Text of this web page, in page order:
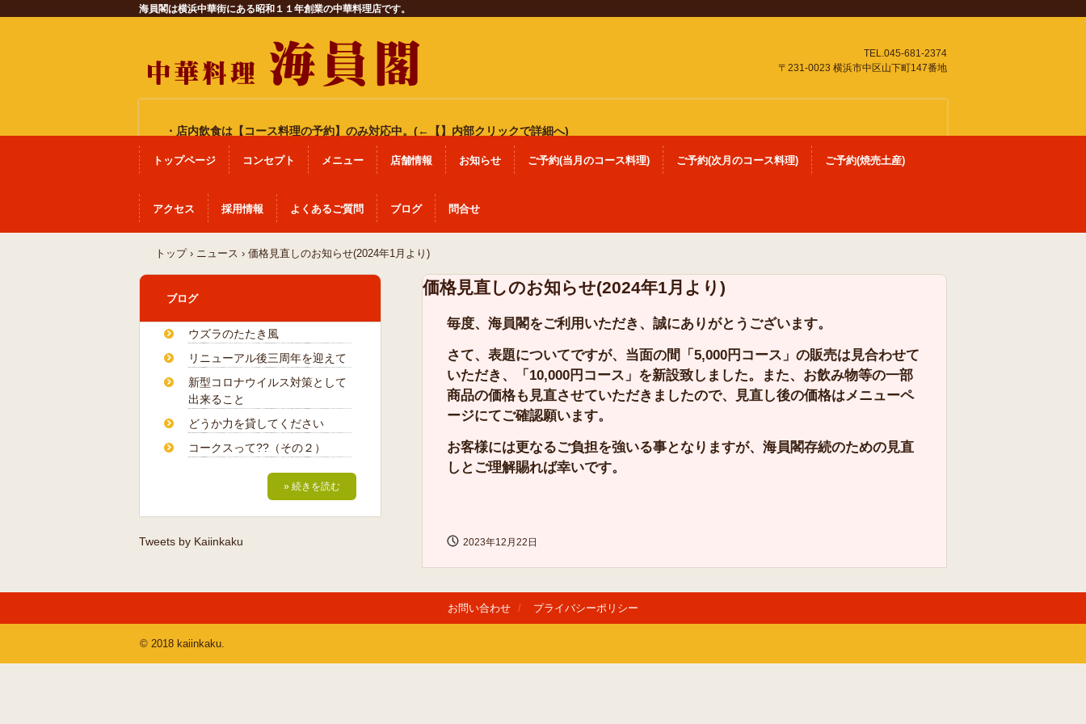
海員閣は横浜中華街にある昭和１１年創業の中華料理店です。
TEL.045-681-2374
〒231-0023 横浜市中区山下町147番地
・店内飲食は 【コース料理の予約】のみ対応中。(←【】内部クリックで詳細へ)
トップページ コンセプト メニュー 店舗情報 お知らせ ご予約(当月のコース料理) ご予約(次月のコース料理) ご予約(焼売土産)
アクセス 採用情報 よくあるご質問 ブログ 問合せ
トップ › ニュース › 価格見直しのお知らせ(2024年1月より)
価格見直しのお知らせ(2024年1月より)
毎度、海員閣をご利用いただき、誠にありがとうございます。
さて、表題についてですが、当面の間「5,000円コース」の販売は見合わせて
いただき、「10,000円コース」を新設致しました。また、お飲み物等の一部
商品の価格も見直させていただきましたので、見直し後の価格はメニューペ
ージにてご確認願います。
お客様には更なるご負担を強いる事となりますが、海員閣存続のための見直
しとご理解賜れば幸いです。
2023年12月22日
ブログ
ウズラのたたき風
リニューアル後三周年を迎えて
新型コロナウイルス対策として
出来ること
どうか力を貸してください
コークスって??（その２）
» 続きを読む
Tweets by Kaiinkaku
お問い合わせ プライバシーポリシー
© 2018 kaiinkaku.